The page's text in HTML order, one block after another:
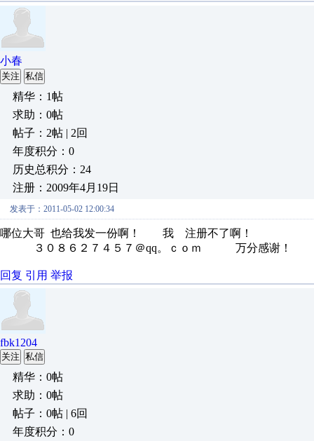
小春
关注 私信
精华：1帖
求助：0帖
帖子：2帖 | 2回
年度积分：0
历史总积分：24
注册：2009年4月19日
发表于：2011-05-02 12:00:34
哪位大哥 也给我发一份啊！ 我 注册不了啊！
３０８６２７４５７＠qq。ｃｏｍ 万分感谢！
回复 引用 举报
fbk1204
关注 私信
精华：0帖
求助：0帖
帖子：0帖 | 6回
年度积分：0